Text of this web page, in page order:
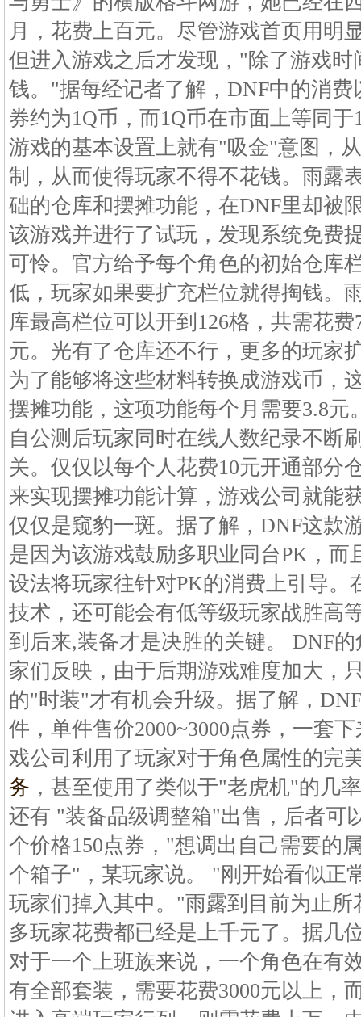
月，花费上百元。尽管游戏首页用明
但进入游戏之后才发现，"除了游戏
钱。"据每经记者了解，DNF中的消
券约为1Q币，而1Q币在市面上等同
游戏的基本设置上就有"吸金"意图，
制，从而使得玩家不得不花钱。雨露
础的仓库和摆摊功能，在DNF里却被
该游戏并进行了试玩，发现系统免费
可怜。官方给予每个角色的初始仓库
低，玩家如果要扩充栏位就得掏钱。
库最高栏位可以开到126格，共需花
元。光有了仓库还不行，更多的玩家
为了能够将这些材料转换成游戏币，
摆摊功能，这项功能每个月需要3.8元
自公测后玩家同时在线人数纪录不断
关。仅仅以每个人花费10元开通部分
来实现摆摊功能计算，游戏公司就能
仅仅是窥豹一斑。据了解，DNF这款
是因为该游戏鼓励多职业同台PK，而
设法将玩家往针对PK的消费上引导。
技术，还可能会有低等级玩家战胜高
到后来,装备才是决胜的关键。 DNF
家们反映，由于后期游戏难度加大，
的"时装"才有机会升级。据了解，
件，单件售价2000~3000点券，一套
戏公司利用了玩家对于角色属性的完
务 ，甚至使用了类似于"老虎机"的几
还有 "装备品级调整箱"出售，后者可
个价格150点券，"想调出自己需要的
个箱子"，某玩家说。 "刚开始看似正
玩家们掉入其中。"雨露到目前为止
多玩家花费都已经是上千元了。据几
对于一个上班族来说，一个角色在有
有全部套装，需要花费3000元以上，